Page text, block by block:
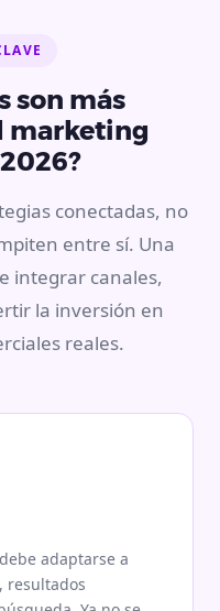
son más
marketing
conectadas, no
entre sí. Una
integrar canales,
la inversión en
reales.
adaptarse a
resultados